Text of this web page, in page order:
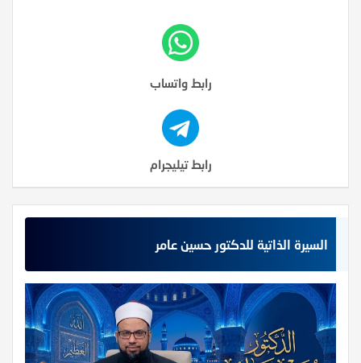
رابط واتساب
رابط تيليجرام
السيرة الذاتية للدكتور حسين عامر